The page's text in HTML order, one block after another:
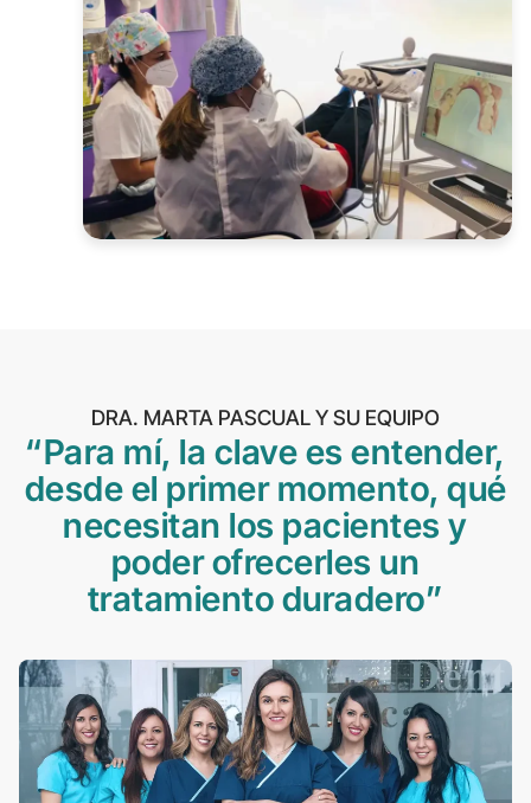
DRA. MARTA PASCUAL Y SU EQUIPO
“Para mí, la clave es entender,
desde el primer momento, qué
necesitan los pacientes y
poder ofrecerles un
tratamiento duradero”